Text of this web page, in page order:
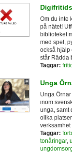
Digifritids
Om du inte
på nätet!
biblioteket
med spel,
också hjälp
står Rädda
Taggar:
Unga
Unga
inom
unga, samt
olika
verksamhet
Taggar:
tonåringar,